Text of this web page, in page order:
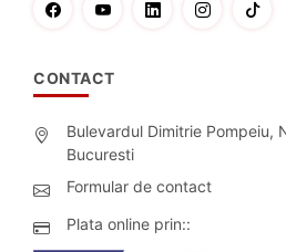
CONTACT
Bulevardul Dimitrie Pompeiu,
Bucuresti
Formular de contact
Plata online prin::